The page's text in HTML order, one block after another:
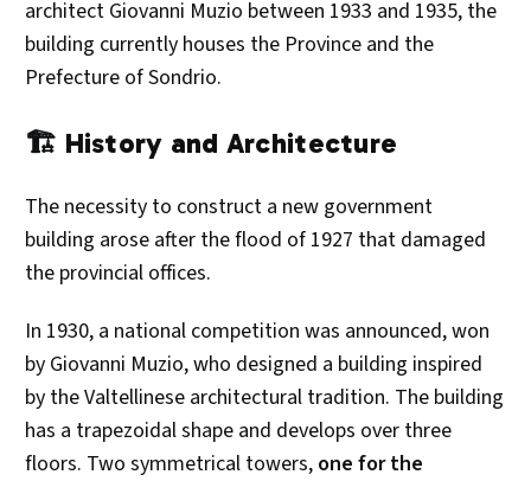
architect Giovanni Muzio between 1933 and 1935, the
building currently houses the Province and the
Prefecture of Sondrio.
🏗️ History and Architecture
The necessity to construct a new government
building arose after the flood of 1927 that damaged
the provincial offices.
In 1930, a national competition was announced, won
by Giovanni Muzio, who designed a building inspired
by the Valtellinese architectural tradition. The building
has a trapezoidal shape and develops over three
floors. Two symmetrical towers, one for the